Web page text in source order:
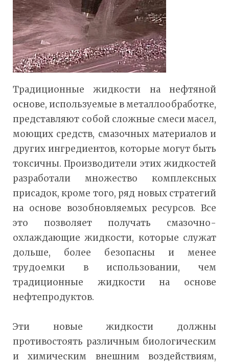
Традиционные жидкости на нефтяной
основе, используемые в металлообработке,
представляют собой сложные смеси масел,
моющих средств, смазочных материалов и
других ингредиентов, которые могут быть
токсичны. Производители этих жидкостей
разработали множество комплексных
присадок, кроме того, ряд новых стратегий
на основе возобновляемых ресурсов. Все
это позволяет получать смазочно-
охлаждающие жидкости, которые служат
дольше, более безопасны и менее
трудоемки в использовании, чем
традиционные жидкости на основе
нефтепродуктов.
Эти новые жидкости должны
противостоять различным биологическим
и химическим внешним воздействиям,